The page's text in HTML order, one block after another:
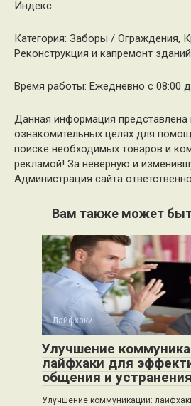
Индекс:
Категория: Заборы / Ограждения,
Реконструкция и капремонт зданий
Время работы: Ежедневно с 08:00
Данная информация представлена
ознакомительных целях для
поиске необходимых товаров и
рекламой! За неверную и
Администрация сайта
Вам также может
Лайфхаки
Улучшение
лайфхаки для
общения и
Улучшение коммуникаций: